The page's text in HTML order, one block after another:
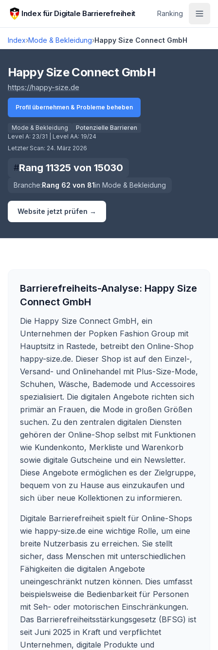
Zum Hauptinhalt springen
Index für Digitale Barrierefreiheit Ranking
Index›Mode & Bekleidung›Happy Size Connect GmbH
Score lädt
Happy Size Connect GmbH
https://happy-size.de
Profil übernehmen & Probleme beheben
Mode & Bekleidung
Potenzielle Barrieren
Level A: 23/31 | Level AA: 19/24
Letzter Scan: 24. März 2026
#Rang 11325 von 15030
Branche:Rang 62 von 81in Mode & Bekleidung
Website jetzt prüfen →
Barrierefreiheits-Analyse: Happy Size
Connect GmbH
Die Happy Size Connect GmbH, ein
Unternehmen der Popken Fashion Group mit
Hauptsitz in Rastede, betreibt den Online-Shop
happy-size.de. Dieser Shop ist auf den Einzel-,
Versand- und Onlinehandel mit Plus-Size-Mode,
Schuhen, Wäsche, Bademode und Accessoires
spezialisiert. Die digitalen Angebote richten sich
primär an Frauen, die Mode in großen Größen
suchen. Zu den zentralen digitalen Diensten
gehören der Online-Shop selbst mit Funktionen
wie Kundenkonto, Merkliste und Warenkorb
sowie digitale Gutscheine und ein Newsletter.
Diese Angebote ermöglichen es der Zielgruppe,
bequem von zu Hause aus einzukaufen und
sich über neue Kollektionen zu informieren.
Digitale Barrierefreiheit spielt für Online-Shops
wie happy-size.de eine wichtige Rolle, um eine
breite Nutzerbasis zu erreichen. Sie stellt
sicher, dass Menschen mit unterschiedlichen
Fähigkeiten die digitalen Angebote
uneingeschränkt nutzen können. Dies umfasst
beispielsweise die Bedienbarkeit für Personen
mit Seh- oder motorischen Einschränkungen.
Das Barrierefreiheitsstärkungsgesetz (BFSG) ist
seit Juni 2025 in Kraft und verpflichtet
Unternehmen, digitale Produkte und